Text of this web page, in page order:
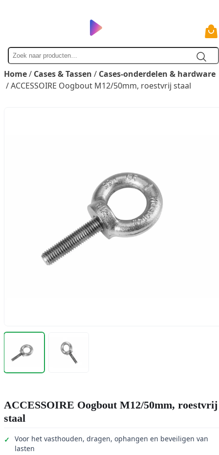
Zoek
naar
Home/ Cases & Tassen / Cases-onderdelen & hardware
/ ACCESSOIRE Oogbout M12/50mm, roestvrij staal
ACCESSOIRE Oogbout M12/50mm, roestvrij
staal
Voor het vasthouden, dragen, ophangen en beveiligen van
lasten